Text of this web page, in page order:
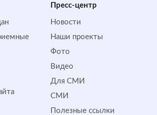
Пресс-центр
Новости
Наши проекты
Фото
Видео
Для СМИ
СМИ
Полезные ссылки